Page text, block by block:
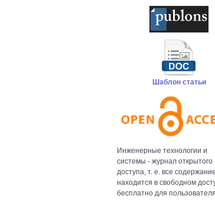
Шаблон статьи
Инженерные технологии и
системы - журнал открытого
доступа, т. е. все содержание
находится в свободном
бесплатно для